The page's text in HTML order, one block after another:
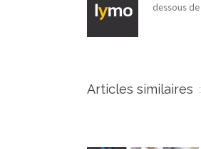
dessous
Articles similaires